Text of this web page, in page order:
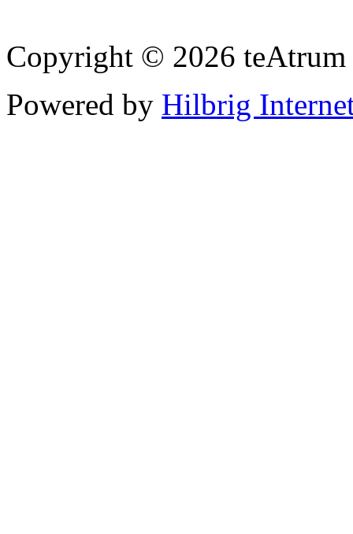
Copyright © 2026
Powered by Hilbrig